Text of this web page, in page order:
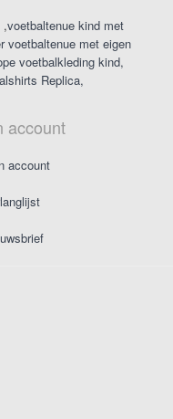
,voetbaltenue kind met
voetbaltenue met eigen
voetbalkleding kind
Replica
account
account